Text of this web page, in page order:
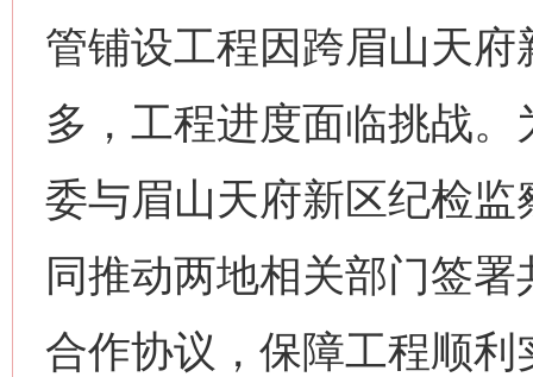
管铺设工程因跨眉山天
多，工程进度面临挑战
委与眉山天府新区纪检
同推动两地相关部门签
合作协议，保障工程顺